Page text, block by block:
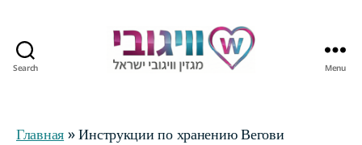
Search Menu
Главная »Инструкции по хранению Вегови